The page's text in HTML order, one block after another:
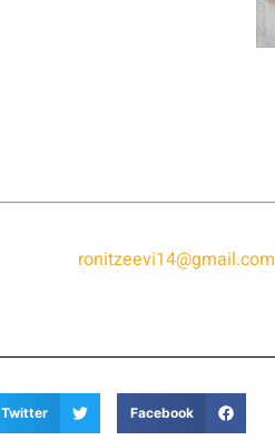
ronitzeevi14@gmail.com
Facebook
Twitter